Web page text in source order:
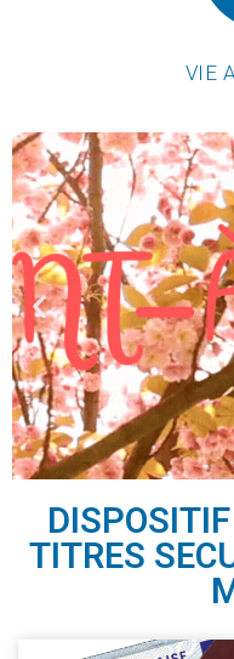
VIE
TITRES